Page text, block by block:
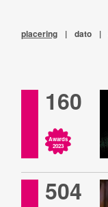
placering | dato |
160
Awards
2023
504